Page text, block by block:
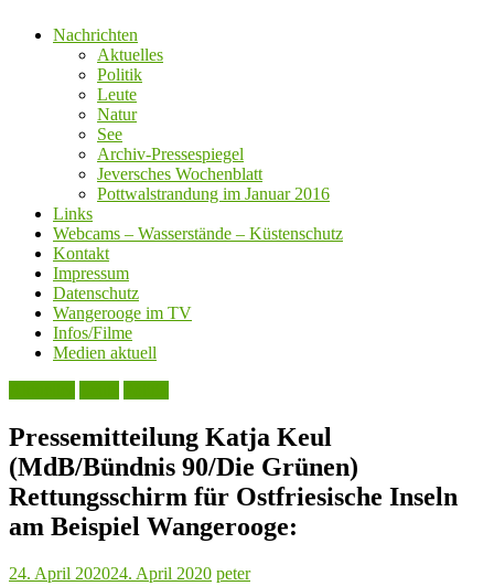
Nachrichten
Aktuelles
Politik
Leute
Natur
See
Archiv-Pressespiegel
Jeversches Wochenblatt
Pottwalstrandung im Januar 2016
Links
Webcams – Wasserstände – Küstenschutz
Kontakt
Impressum
Datenschutz
Wangerooge im TV
Infos/Filme
Medien aktuell
Pressemitteilung Katja Keul
(MdB/Bündnis 90/Die Grünen)
Rettungsschirm für Ostfriesische Inseln
am Beispiel Wangerooge:
24. April 202024. April 2020 peter